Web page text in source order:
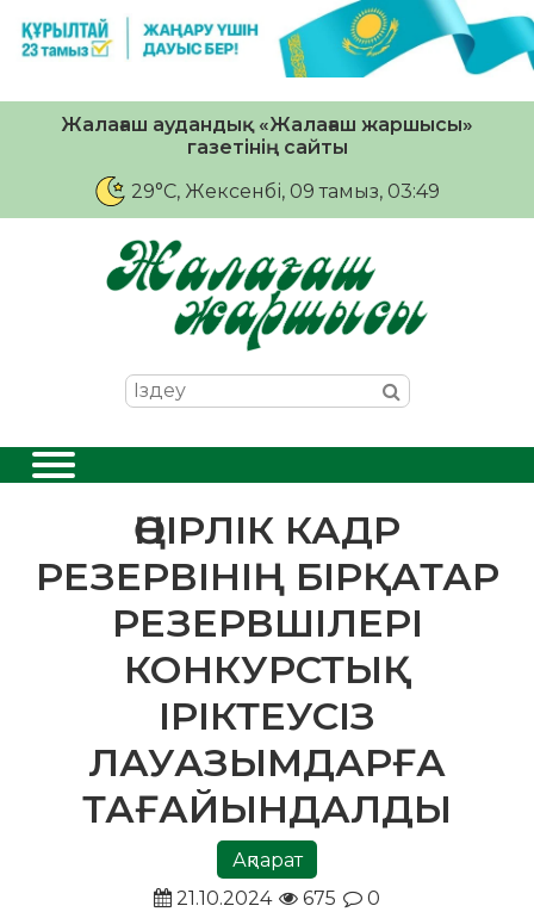
Жалағаш аудандық «Жалағаш жаршысы»
газетінің сайты
29°C, Жексенбі, 09 тамыз, 03:49
ӨҢІРЛІК КАДР
РЕЗЕРВІНІҢ БІРҚАТАР
РЕЗЕРВШІЛЕРІ
КОНКУРСТЫҚ
ІРІКТЕУСІЗ
ЛАУАЗЫМДАРҒА
ТАҒАЙЫНДАЛДЫ
Ақпарат
21.10.2024
675 0